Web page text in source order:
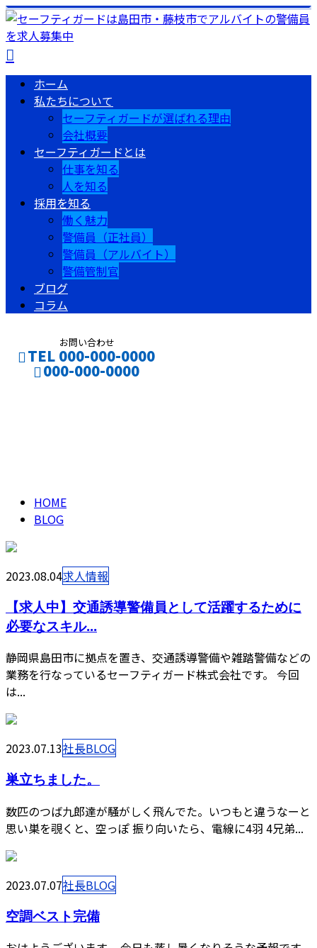
ホーム
私たちについて
セーフティガードが選ばれる理由
会社概要
セーフティガードとは
仕事を知る
人を知る
採用を知る
働く魅力
警備員（正社員）
警備員（アルバイト）
警備管制官
ブログ
コラム
お問い合わせ
TEL 000-000-0000
000-000-0000
HOME
BLOG
2023.08.04求人情報
【求人中】交通誘導警備員として活躍するために
必要なスキル...
静岡県島田市に拠点を置き、交通誘導警備や雑踏警備などの
業務を行なっているセーフティガード株式会社です。 今回
は...
2023.07.13社長BLOG
巣立ちました。
数匹のつば九郎達が騒がしく飛んでた。いつもと違うなーと
思い巣を覗くと、空っぽ 振り向いたら、電線に4羽 4兄弟...
2023.07.07社長BLOG
空調ベスト完備